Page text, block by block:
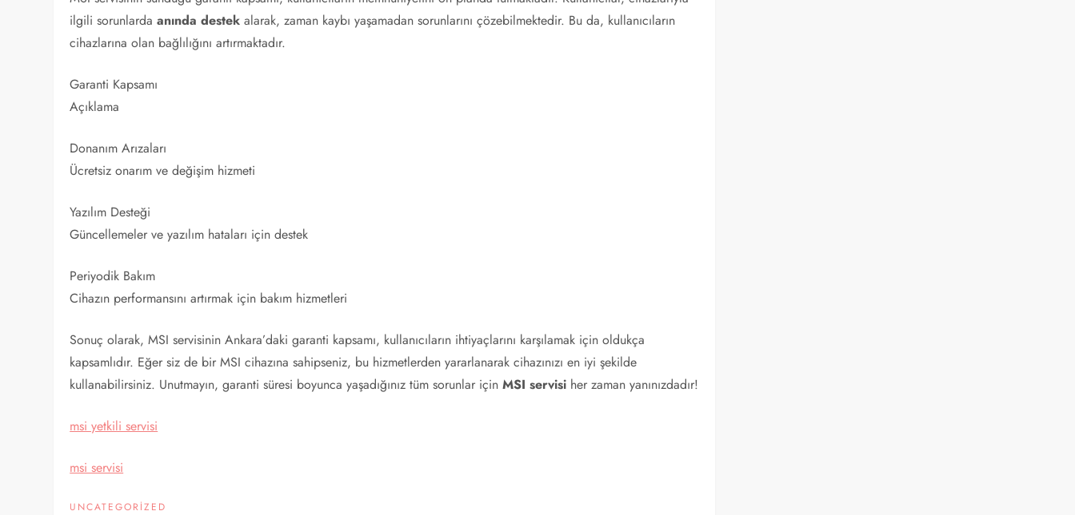
ilgili sorunlardaanında destek alarak, zaman kaybı yaşamadan sorunlarını çözebilmektedir. Bu da, kullanıcıların
cihazlarına olan bağlılığını artırmaktadır.
Garanti Kapsamı
Açıklama
Donanım Arızaları
Ücretsiz onarım ve değişim hizmeti
Yazılım Desteği
Güncellemeler ve yazılım hataları için destek
Periyodik Bakım
Cihazın performansını artırmak için bakım hizmetleri
Sonuç olarak, MSI servisinin Ankara’daki garanti kapsamı, kullanıcıların ihtiyaçlarını karşılamak için oldukça
kapsamlıdır. Eğer siz de bir MSI cihazına sahipseniz, bu hizmetlerden yararlanarak cihazınızı en iyi şekilde
kullanabilirsiniz. Unutmayın, garanti süresi boyunca yaşadığınız tüm sorunlar içinMSI servisi her zaman yanınızdadır!
msi yetkili servisi
msi servisi
UNCATEGORIZED